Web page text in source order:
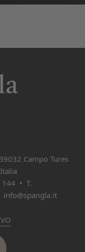
Campo Tures
144 • T.
info@spangla.it